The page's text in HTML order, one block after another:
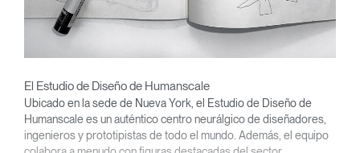
El Estudio de Diseño de Humanscale
Ubicado en la sede de Nueva York, el Estudio de Diseño de
Humanscale es un auténtico centro neurálgico de diseñadores,
ingenieros y prototipistas de todo el mundo. Además, el equipo